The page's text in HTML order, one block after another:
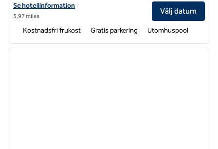
Visa hotelluppgifter för Hampton Inn & Suites Raleigh Cary Lenovo
Se hotellinformation
5,97 miles
Välj datum
Kostnadsfri frukost Gratis parkering Utomhuspool
1 av 12
nästa